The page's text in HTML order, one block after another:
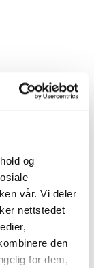
og
vår. Vi deler
nettstedet
den
for dem,